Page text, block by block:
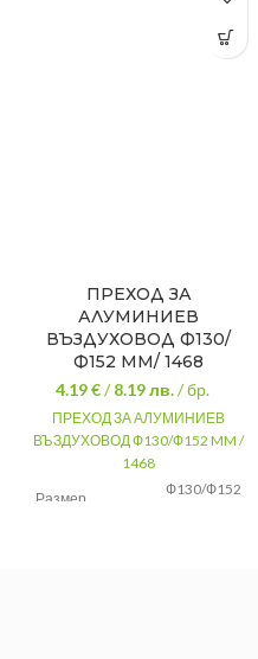
ПРЕХОД ЗА
АЛУМИНИЕВ
ВЪЗДУХОВОД Ф130/
Ф152 MM/ 1468
4.19 €/8.19лв./ бр.
ПРЕХОД ЗА АЛУМИНИЕВ
ВЪЗДУХОВОД Ф130/Ф152 MM /
1468
Размер
Ф130/Ф152